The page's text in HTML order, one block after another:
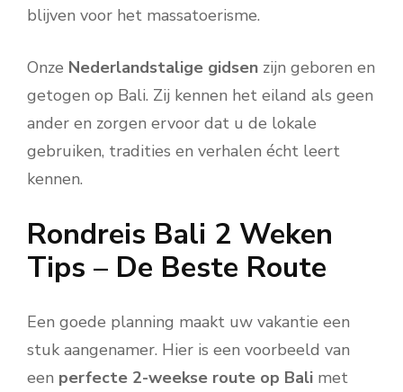
blijven voor het massatoerisme.
Onze Nederlandstalige gidsen zijn geboren en
getogen op Bali. Zij kennen het eiland als geen
ander en zorgen ervoor dat u de lokale
gebruiken, tradities en verhalen écht leert
kennen.
Rondreis Bali 2 Weken
Tips – De Beste Route
Een goede planning maakt uw vakantie een
stuk aangenamer. Hier is een voorbeeld van
een perfecte 2-weekse route op Bali met